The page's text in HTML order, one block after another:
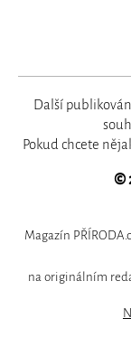
Další
Pokud chcete
©
Magazín
na originálním